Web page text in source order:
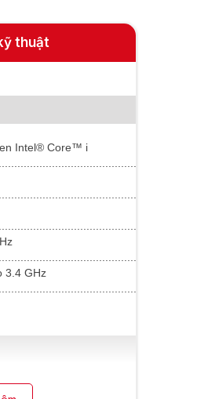
thuật
Intel® Core™ i
GHz